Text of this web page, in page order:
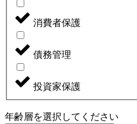
消費者保護
債務管理
投資家保護
年齢層を選択してください